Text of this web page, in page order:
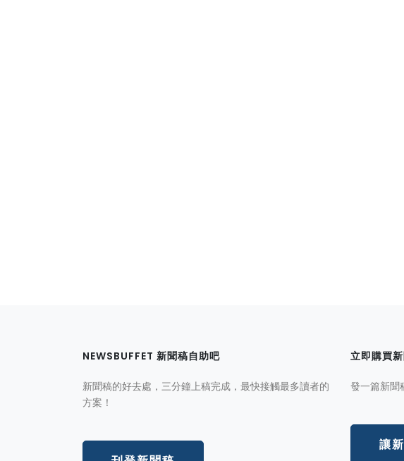
NEWSBUFFET 新聞稿自助吧
新聞稿的好去處，三分鐘上稿完成，最快接觸最多讀者的
方案！
立即購買
發一篇新聞
讓